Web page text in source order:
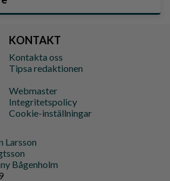
KONTAKT
Kontakta oss
Tipsa redaktionen
Webmaster
Integritetspolicy
Cookie-inställningar
Larsson
Bågenholm